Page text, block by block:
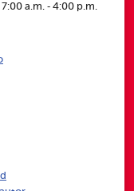
a.m. ‑ 4:00 p.m.